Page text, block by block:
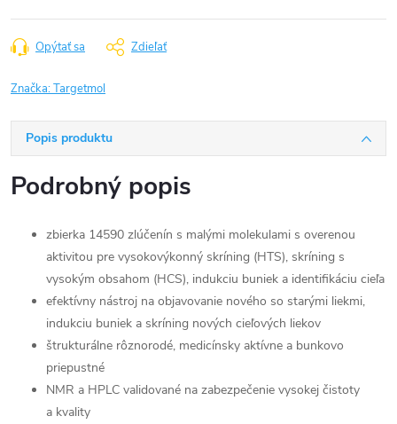
Opýtať sa Zdieľať
Značka:Targetmol
Popis produktu
Podrobný popis
zbierka 14590 zlúčenín s malými molekulami s overenou
aktivitou pre vysokovýkonný skríning (HTS), skríning s
vysokým obsahom (HCS), indukciu buniek a identifikáciu cieľa
efektívny nástroj na objavovanie nového so starými liekmi,
indukciu buniek a skríning nových cieľových liekov
štrukturálne rôznorodé, medicínsky aktívne a bunkovo
priepustné
NMR a HPLC validované na zabezpečenie vysokej čistoty
a kvality